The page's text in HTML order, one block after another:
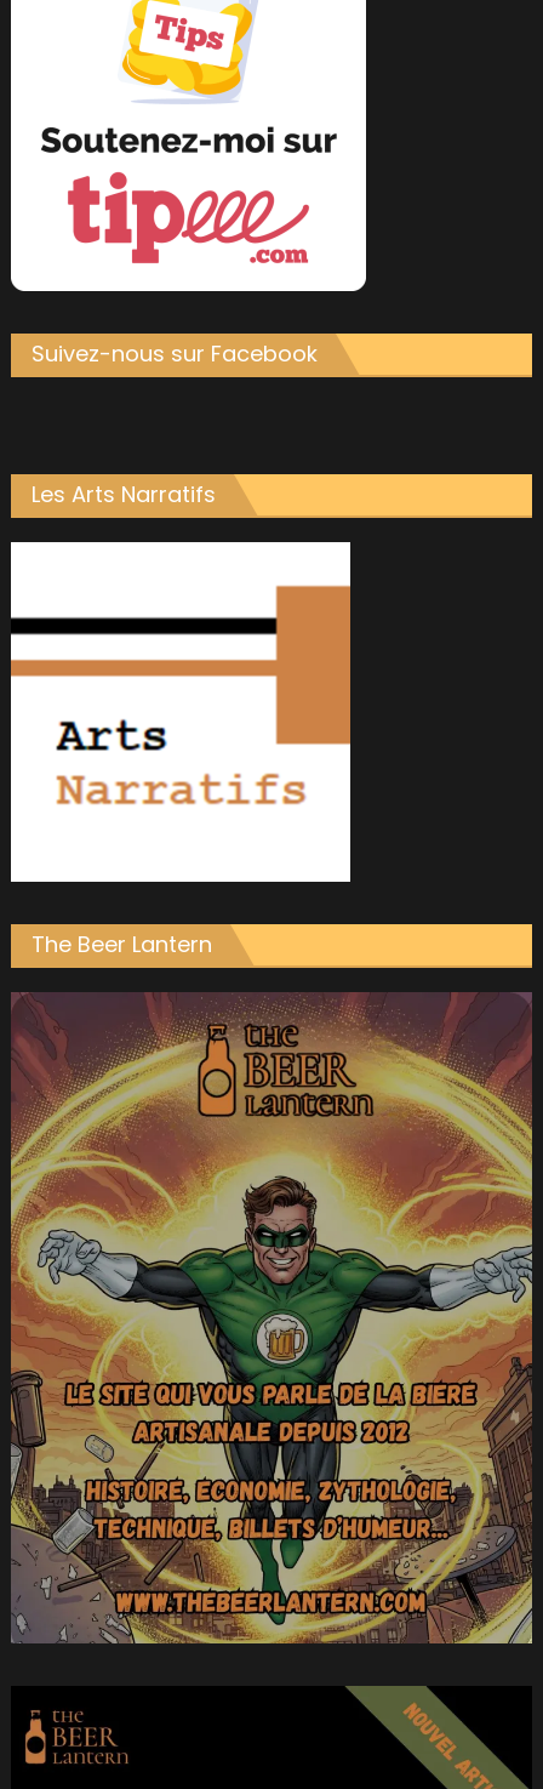
Suivez-nous sur Facebook
Les Arts Narratifs
The Beer Lantern